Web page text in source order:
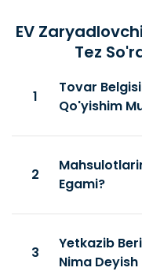
EV
Tez
1
Tovar
Qo'yishim
2
Egami?
3
Yetkazib
Nima